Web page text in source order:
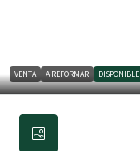
VENTA A REFORMAR DISPONIBLE